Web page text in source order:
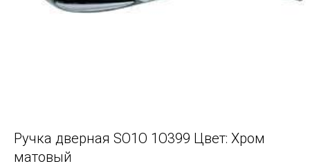
Ручка дверная SO1O 1O399 Цвет: Хром
матовый